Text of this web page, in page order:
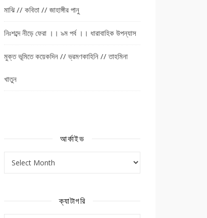
মাঝি // কবিতা // জাহাঙ্গীর পানু
নিঃশব্দে নীড়ে ফেরা ।। ৯ম পর্ব ।। ধারাবাহিক উপন্যাস
মুক্ত ভূমিতে কয়েকদিন // ভ্রমণকাহিনি // তাহমিনা
খাতুন
আর্কাইভ
ক্যাটাগরি